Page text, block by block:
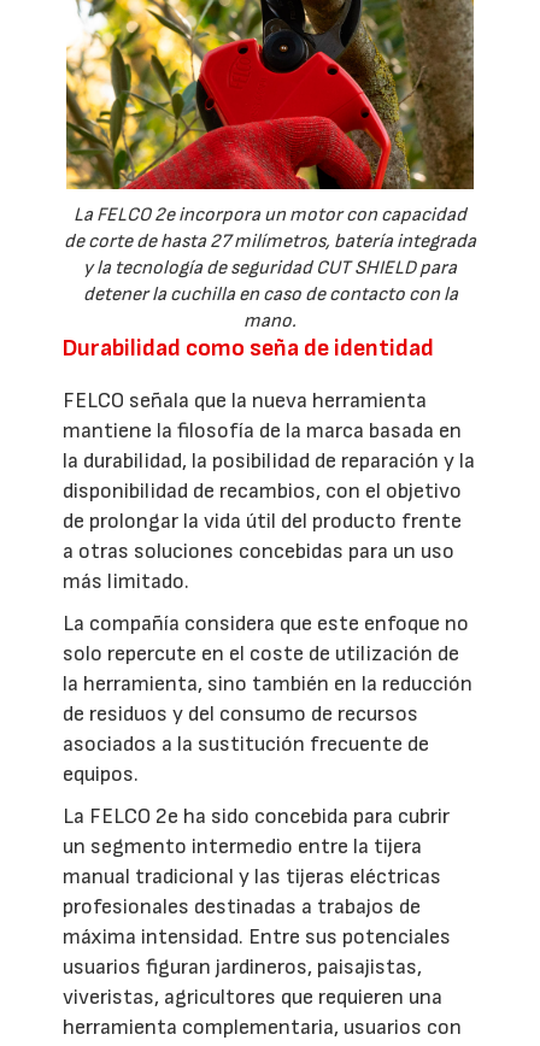
La FELCO 2e incorpora un motor con capacidad
de corte de hasta 27 milímetros, batería integrada
y la tecnología de seguridad CUT SHIELD para
detener la cuchilla en caso de contacto con la
mano.
Durabilidad como seña de identidad
FELCO señala que la nueva herramienta
mantiene la filosofía de la marca basada en
la durabilidad, la posibilidad de reparación y la
disponibilidad de recambios, con el objetivo
de prolongar la vida útil del producto frente
a otras soluciones concebidas para un uso
más limitado.
La compañía considera que este enfoque no
solo repercute en el coste de utilización de
la herramienta, sino también en la reducción
de residuos y del consumo de recursos
asociados a la sustitución frecuente de
equipos.
La FELCO 2e ha sido concebida para cubrir
un segmento intermedio entre la tijera
manual tradicional y las tijeras eléctricas
profesionales destinadas a trabajos de
máxima intensidad. Entre sus potenciales
usuarios figuran jardineros, paisajistas,
viveristas, agricultores que requieren una
herramienta complementaria, usuarios con